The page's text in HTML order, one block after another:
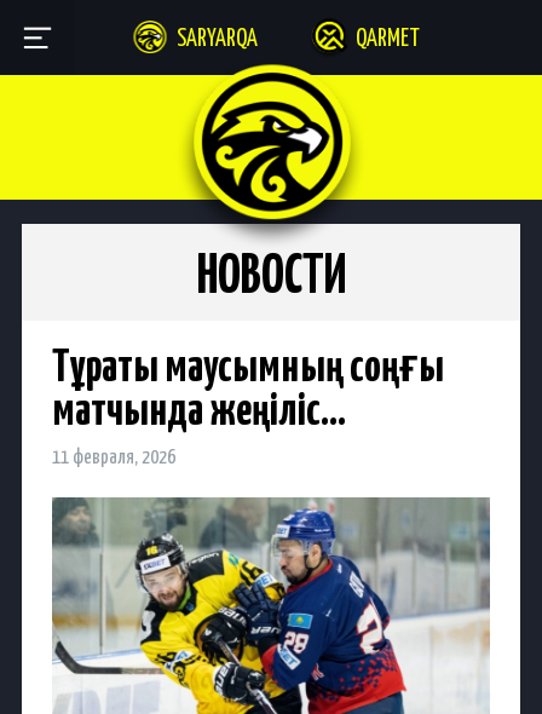
SARYARQA QARMET
НОВОСТИ
Тұрақты маусымның соңғы
матчында жеңіліс…
11 февраля, 2026